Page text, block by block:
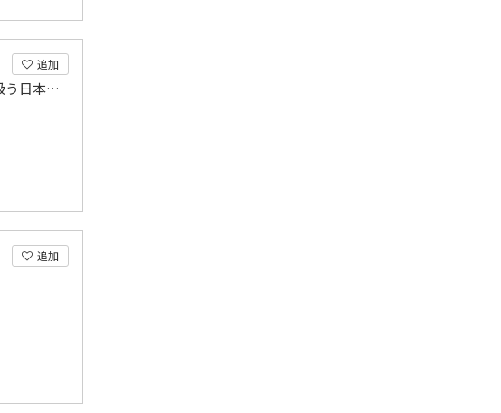
追加
1階を鉄道模型を取り扱う日本橋1号店、2階をTOYを取り扱う日本橋2号店として営業中
追加